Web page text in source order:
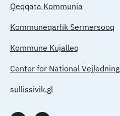
Qeqqata Kommunia
Kommuneqarfik Sermersooq
Kommune Kujalleq
Center for National Vejledning
sullissivik.gl